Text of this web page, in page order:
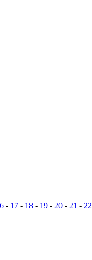
- 17 - 18 - 19 - 20 - 21 - 22